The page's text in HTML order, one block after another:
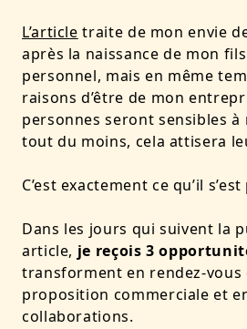
L’article traite de mon envie
après la naissance de mon fils.
personnel, mais en même
raisons d’être de mon
personnes seront sensibles à
tout du moins, cela attisera
C’est exactement ce qu’il s’est
Dans les jours qui suivent la
article, je reçois 3
transforment en rendez-vous
proposition commerciale et
collaborations.